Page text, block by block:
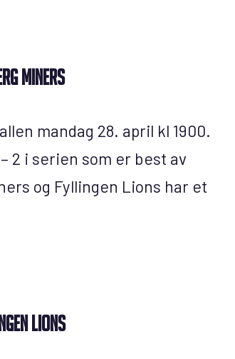
MINERS
mandag 28. april kl 1900.
2 i serien som er best av
og Fyllingen Lions har et
Lions